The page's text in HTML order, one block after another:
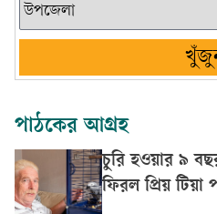
পাঠকের আগ্রহ
চুরি হওয়ার ৯
ফিরল প্রিয় টিয়া